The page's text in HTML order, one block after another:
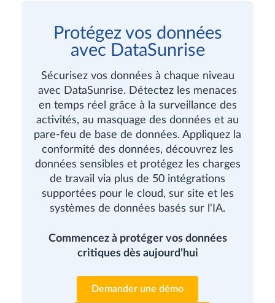
Protégez vos données
avec DataSunrise
Sécurisez vos données à chaque niveau
avec DataSunrise. Détectez les menaces
en temps réel grâce à la surveillance des
activités, au masquage des données et au
pare-feu de base de données. Appliquez la
conformité des données, découvrez les
données sensibles et protégez les charges
de travail via plus de 50 intégrations
supportées pour le cloud, sur site et les
systèmes de données basés sur l'IA.
Commencez à protéger vos données
critiques dès aujourd’hui
Demander une démo